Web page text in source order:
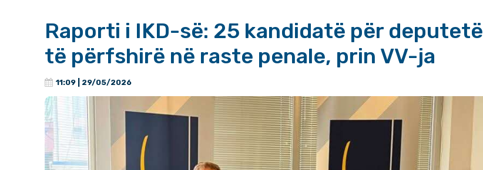
Raporti i IKD-së: 25 kandidatë për deputetë
të përfshirë në raste penale, prin VV-ja
11:09 | 29/05/2026